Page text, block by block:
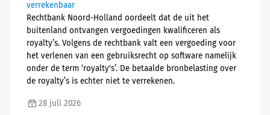
verrekenbaar
Rechtbank Noord-Holland oordeelt dat de uit het
buitenland ontvangen vergoedingen kwalificeren als
royalty’s. Volgens de rechtbank valt een vergoeding voor
het verlenen van een gebruiksrecht op software namelijk
onder de term ‘royalty's’. De betaalde bronbelasting over
de royalty’s is echter niet te verrekenen.
28 juli 2026